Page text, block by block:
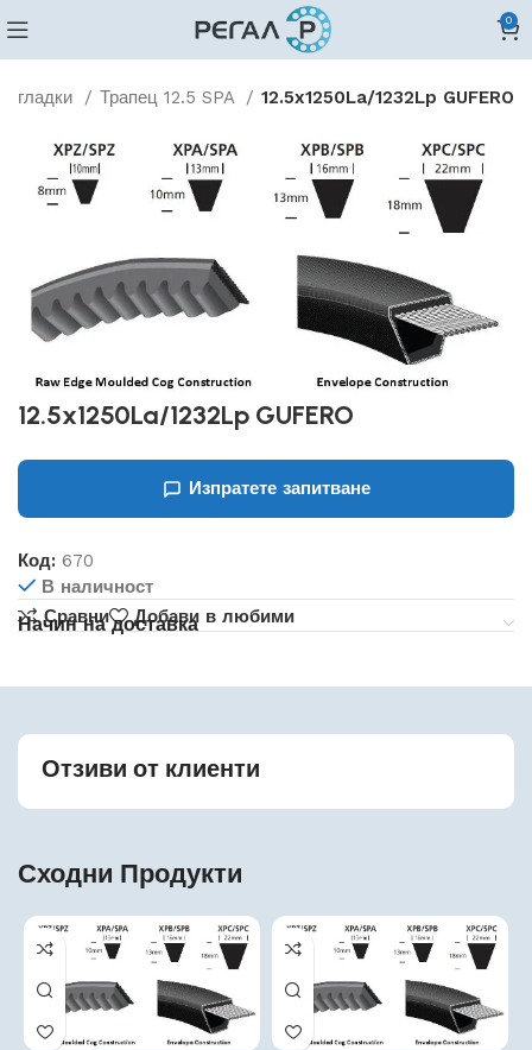
0
гладки Трапец 12.5 SPA 12.5x1250La/1232Lp GUFERO
12.5x1250La/1232Lp GUFERO
Изпратете запитване
Код: 670
В наличност
Сравни
Добави в любими
Начин на доставка
Отзиви от клиенти
Сходни Продукти